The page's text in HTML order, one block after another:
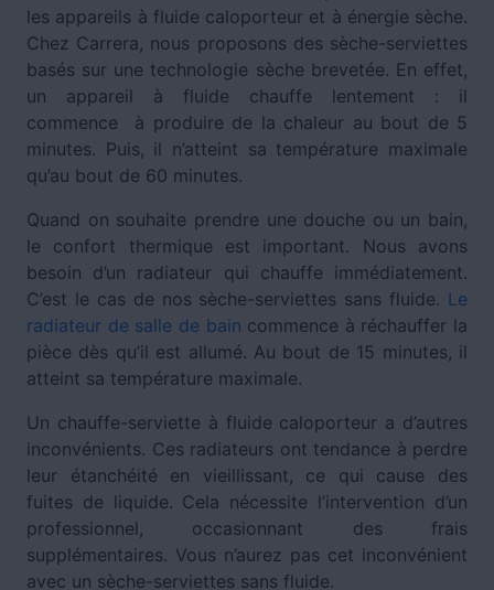
les appareils à fluide caloporteur et à énergie sèche.
Chez Carrera, nous proposons des sèche-serviettes
basés sur une technologie sèche brevetée. En effet,
un appareil à fluide chauffe lentement : il
commence à produire de la chaleur au bout de 5
minutes. Puis, il n’atteint sa température maximale
qu’au bout de 60 minutes.
Quand on souhaite prendre une douche ou un bain,
le confort thermique est important. Nous avons
besoin d’un radiateur qui chauffe immédiatement.
C’est le cas de nos sèche-serviettes sans fluide. Le
radiateur de salle de bain commence à réchauffer la
pièce dès qu’il est allumé. Au bout de 15 minutes, il
atteint sa température maximale.
Un chauffe-serviette à fluide caloporteur a d’autres
inconvénients. Ces radiateurs ont tendance à perdre
leur étanchéité en vieillissant, ce qui cause des
fuites de liquide. Cela nécessite l’intervention d’un
professionnel, occasionnant des frais
supplémentaires. Vous n’aurez pas cet inconvénient
avec un sèche-serviettes sans fluide.